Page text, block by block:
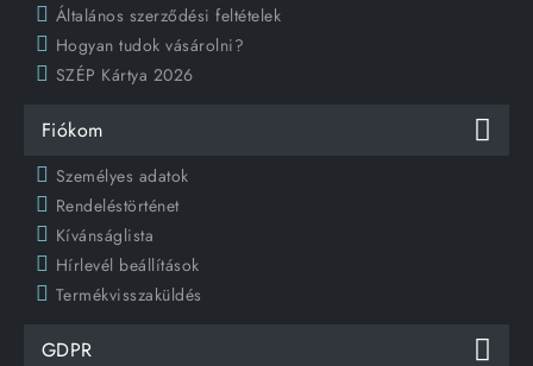
Általános szerződési feltételek
Hogyan tudok vásárolni?
SZÉP Kártya 2026
Fiókom
Személyes adatok
Rendeléstörténet
Kívánságlista
Hírlevél beállítások
Termékvisszaküldés
GDPR